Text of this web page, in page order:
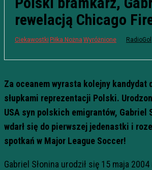
rewelacją Chicago
Ciekawostki Piłka Nożna Wyróżnione RadioGol
Za oceanem wyrasta kolejny kandydat
słupkami reprezentacji Polski.
USA syn polskich emigrantów, Gabriel
wdarł się do pierwszej jedenastki i
spotkań w Major League Soccer!
Gabriel Słonina urodził się 15 maja